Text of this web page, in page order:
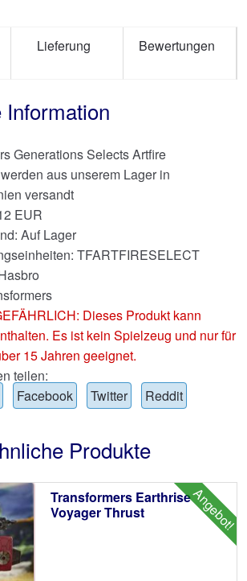
Lieferung Bewertungen
Generations Selects Artfire
aus unserem Lager in
versandt
EUR
Auf Lager
TFARTFIRESELECT
Dieses Produkt kann
Es ist kein Spielzeug und nur für
15 Jahren geeignet.
teilen:
Facebook Twitter Reddit
Produkte
Angebot!
Transformers Earthrise
Voyager Thrust